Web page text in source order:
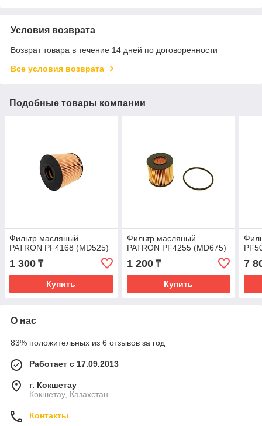
Условия возврата
Возврат товара в течение 14 дней по договоренности
Все условия возврата
Подобные товары компании
Фильтр масляный
PATRON PF4168 (MD525)
1 300 ₸
Купить
Фильтр масляный
PATRON PF4255 (MD675)
1 200₸
Купить
7
О нас
83% положительных из 6 отзывов за год
Работает с 17.09.2013
г. Кокшетау
Кокшетау, Казахстан
Контакты